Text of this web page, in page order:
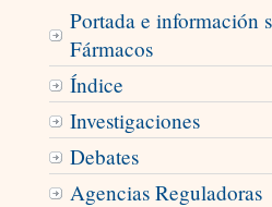
Portada e información
Fármacos
Índice
Investigaciones
Debates
Agencias Reguladoras